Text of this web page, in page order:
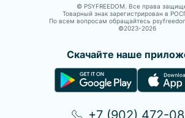
© PSYFREEDOM. Все права
Товарный знак зарегистрирован в
По всем вопросам обращайтесь
©2023-2026
Скачайте наше
+7 (902) 472-